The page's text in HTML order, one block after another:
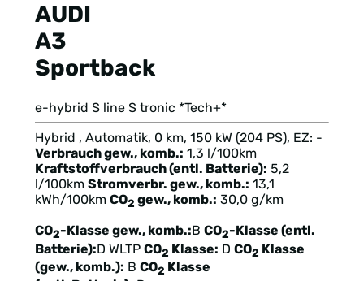
AUDI
A3
Sportback
e-hybrid S line S tronic *Tech+*
Hybrid , Automatik, 0 km, 150 kW (204 PS), EZ: -
Verbrauch gew., komb.: 1,3 l/100km
Kraftstoffverbrauch (entl. Batterie): 5,2
l/100km Stromverbr. gew., komb.: 13,1
kWh/100km CO2 gew., komb.: 30,0 g/km
CO2-Klasse gew., komb.:B CO2-Klasse (entl.
Batterie):D WLTP CO2 Klasse: D CO2 Klasse
(gew., komb.): B CO2 Klasse